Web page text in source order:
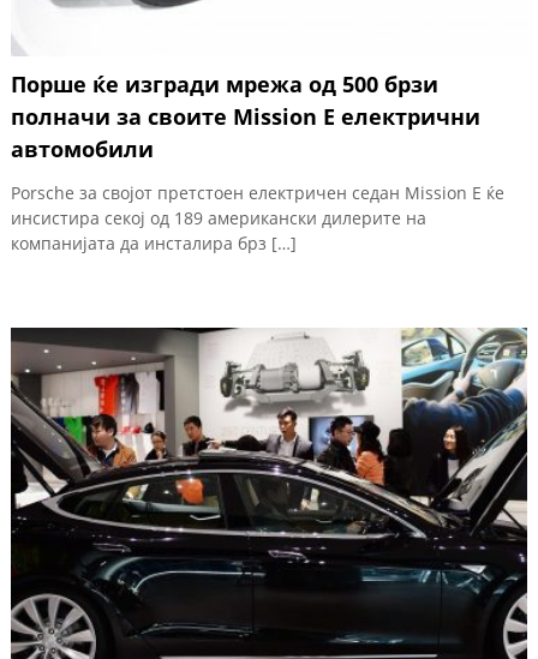
Порше ќе изгради мрежа од 500 брзи
полначи за своите Mission E електрични
автомобили
Porsche за својот претстоен електричен седан Mission E ќе
инсистира секој од 189 американски дилерите на
компанијата да инсталира брз […]